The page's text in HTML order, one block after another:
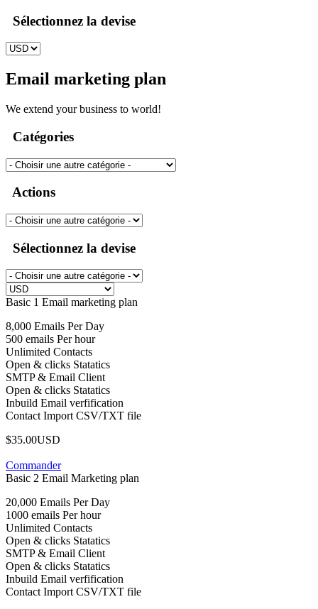
Sélectionnez la devise
Email marketing plan
We extend your business to world!
Catégories
Actions
Sélectionnez la devise
Basic 1 Email marketing plan
8,000 Emails Per Day
500 emails Per hour
Unlimited Contacts
Open & clicks Statatics
SMTP & Email Client
Open & clicks Statatics
Inbuild Email verfification
Contact Import CSV/TXT file
$35.00USD
Commander
Basic 2 Email Marketing plan
20,000 Emails Per Day
1000 emails Per hour
Unlimited Contacts
Open & clicks Statatics
SMTP & Email Client
Open & clicks Statatics
Inbuild Email verfification
Contact Import CSV/TXT file